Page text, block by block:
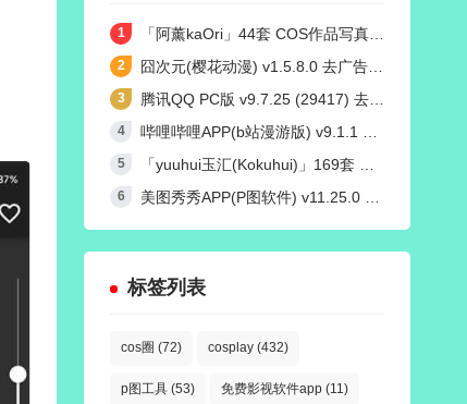
「阿薰kaOri」44套 COS作品写真合集[持续更新]，一个独特的Coser魅力
囧次元(樱花动漫) v1.5.8.0 去广告纯净版
腾讯QQ PC版 v9.7.25 (29417) 去广告防撤回绿色精简版
哔哩哔哩APP(b站漫游版) v9.1.1 哔哩漫游去广告解除版权受限
「yuuhui玉汇(Kokuhui)」169套 COS作品写真合集[持续更新],燃尽魅力的Coser之旅
美图秀秀APP(P图软件) v11.25.0 去广告永久VIP解锁版
标签列表
cos圈 (72) cosplay (432)
p图工具 (53) 免费影视软件app (11)